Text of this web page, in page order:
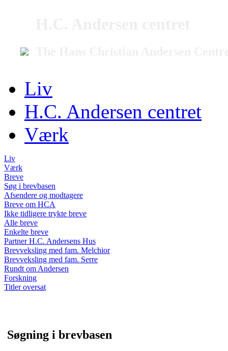
Liv
H.C. Andersen centret
Værk
Liv
Værk
Breve
Søg i brevbasen
Afsendere og modtagere
Breve om HCA
Ikke tidligere trykte breve
Alle breve
Enkelte breve
Partner H.C. Andersens Hus
Brevveksling med fam. Melchior
Brevveksling med fam. Serre
Rundt om Andersen
Forskning
Titler oversat
Søgning i brevbasen